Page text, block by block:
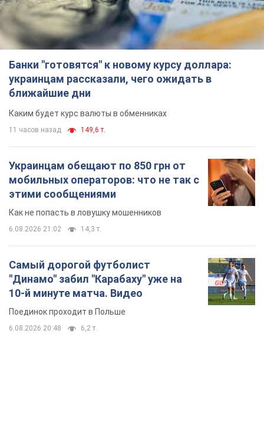
Банки "готовятся" к новому курсу доллара:
украинцам рассказали, чего ожидать в
ближайшие дни
Каким будет курс валюты в обменниках
11 часов назад 149,6 т.
Украинцам обещают по 850 грн от
мобильных операторов: что не так с
этими сообщениями
Как не попасть в ловушку мошенников
6.08.2026 21:02 14,3 т.
Самый дорогой футболист
"Динамо" забил "Карабаху" уже на
10-й минуте матча. Видео
Поединок проходит в Польше
6.08.2026 20:48 6,2 т.